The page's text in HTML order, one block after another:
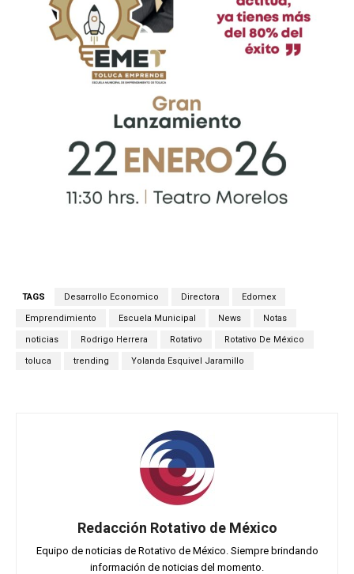
TAGS Desarrollo Economico Directora Edomex
Emprendimiento Escuela Municipal News Notas
noticias Rodrigo Herrera Rotativo Rotativo De México
toluca trending Yolanda Esquivel Jaramillo
Redacción Rotativo de México
Equipo de noticias de Rotativo de México. Siempre brindando
información de noticias del momento.